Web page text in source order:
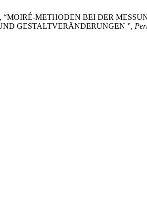
“MOIRÉ-METHODEN BEI DER
GESTALTVERÄNDERUNGEN ”,